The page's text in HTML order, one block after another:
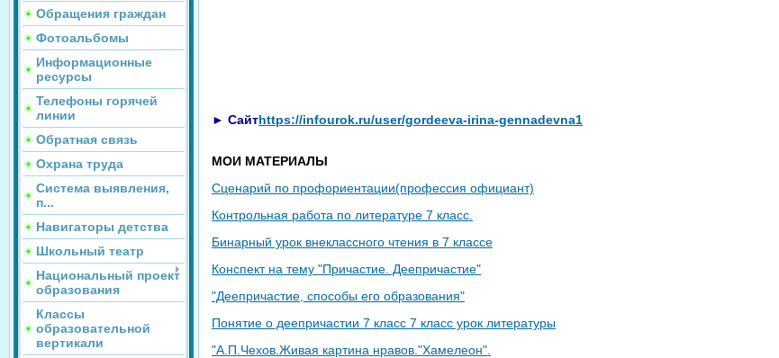
Обращения граждан
Фотоальбомы
Информационные
ресурсы
Телефоны горячей
линии
Обратная связь
Охрана труда
Система выявления,
п...
Навигаторы детства
Школьный театр
Национальный проект
образования
Классы
образовательной
вертикали
► Сайтhttps://infourok.ru/user/gordeeva-irina-gennadevna1
МОИ МАТЕРИАЛЫ
Сценарий по профориентации(профессия официант)
Контрольная работа по литературе 7 класс.
Бинарный урок внеклассного чтения в 7 классе
Конспект на тему "Причастие. Деепричастие"
"Деепричастие, способы его образования"
Понятие о деепричастии 7 класс 7 класс урок литературы
"А.П.Чехов.Живая картина нравов."Хамелеон".